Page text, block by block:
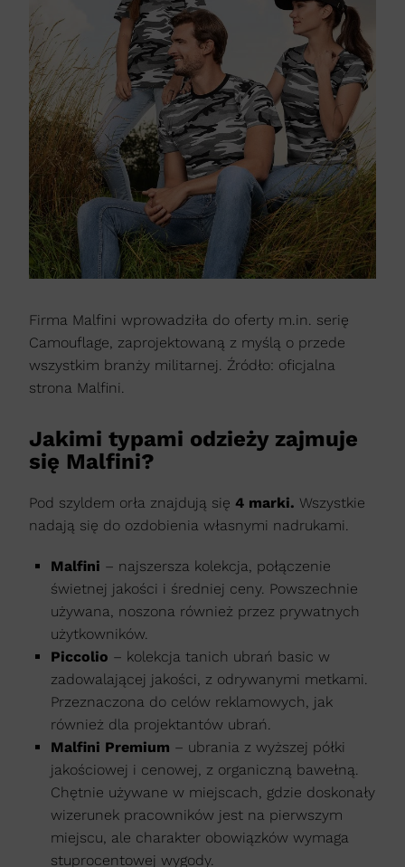
Firma Malfini wprowadziła do oferty m.in. serię
Camouflage, zaprojektowaną z myślą o przede
wszystkim branży militarnej. Źródło: oficjalna
strona Malfini.
Jakimi typami odzieży zajmuje
się Malfini?
Pod szyldem orła znajdują się 4 marki. Wszystkie
nadają się do ozdobienia własnymi nadrukami.
Malfini – najszersza kolekcja, połączenie
świetnej jakości i średniej ceny. Powszechnie
używana, noszona również przez prywatnych
użytkowników.
Piccolio – kolekcja tanich ubrań basic w
zadowalającej jakości, z odrywanymi metkami.
Przeznaczona do celów reklamowych, jak
również dla projektantów ubrań.
Malfini Premium – ubrania z wyższej półki
jakościowej i cenowej, z organiczną bawełną.
Chętnie używane w miejscach, gdzie doskonały
wizerunek pracowników jest na pierwszym
miejscu, ale charakter obowiązków wymaga
stuprocentowej wygody.